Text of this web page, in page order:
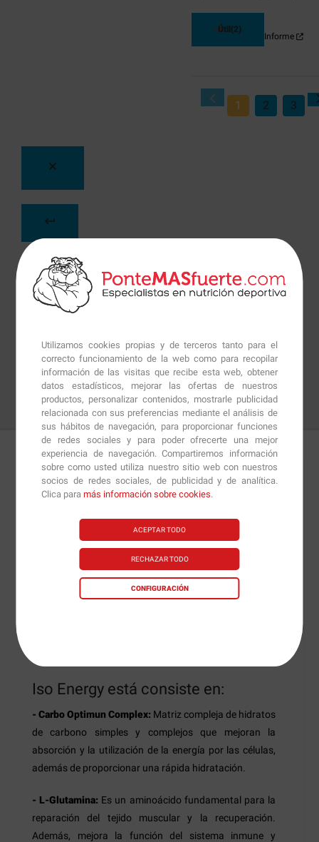
Utilizamos cookies propias y de terceros tanto para el
correcto funcionamiento de la web como para recopilar
información de las visitas que recibe esta web, obtener
datos estadísticos, mejorar las ofertas de nuestros
productos, personalizar contenidos, mostrarle publicidad
relacionada con sus preferencias mediante el análisis de
sus hábitos de navegación, para proporcionar funciones
de redes sociales y para poder ofrecerte una mejor
experiencia de navegación. Compartiremos información
sobre como usted utiliza nuestro sitio web con nuestros
socios de redes sociales, de publicidad y de analítica.
Clica paramás información sobre cookies.
ACEPTAR TODO
RECHAZAR TODO
CONFIGURACIÓN
Útil(2)
Informe
1 2 3
Detalles Preguntas +Info
de hidratos de carbono simples y complejos con
aminoácidos, antioxidantes y electrolitos para
favorecer la hidratación y aumentar nuestra resistencia
durante los entrenamientos.
Iso Energy está consiste en:
- Carbo Optimun Complex: Matriz compleja de hidratos
de carbono simples y complejos que mejoran la
absorción y la utilización de la energía por las células,
además de proporcionar una rápida hidratación.
- L-Glutamina: Es un aminoácido fundamental para la
reparación del tejido muscular y la recuperación.
Además, mejora la función del sistema inmune y